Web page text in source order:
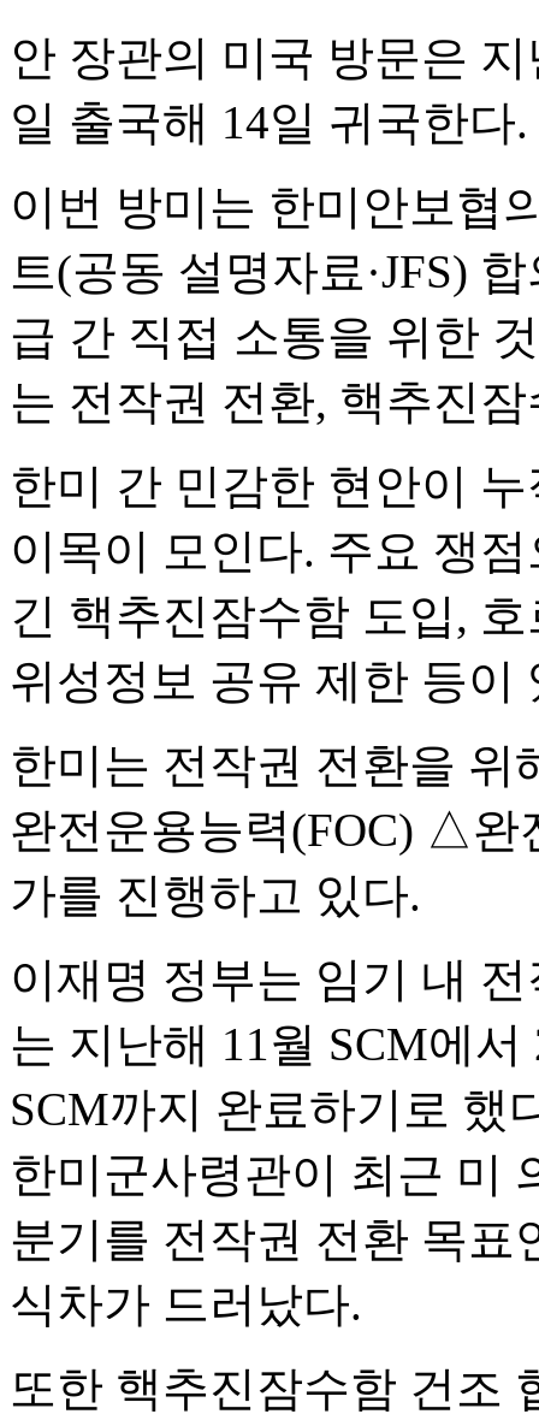
안 장관의 미국 방문은
일 출국해 14일 귀국한다.
이번 방미는 한미안보협
트(공동 설명자료·JFS)
급 간 직접 소통을 위한
는 전작권 전환, 핵추진
한미 간 민감한 현안이
이목이 모인다. 주요 쟁
긴 핵추진잠수함 도입,
위성정보 공유 제한 등이
한미는 전작권 전환을
완전운용능력(FOC) △완
가를 진행하고 있다.
이재명 정부는 임기 내
는 지난해 11월 SCM에
SCM까지 완료하기로 했
한미군사령관이 최근 미
분기를 전작권 전환 목표
식차가 드러났다.
또한 핵추진잠수함 건조